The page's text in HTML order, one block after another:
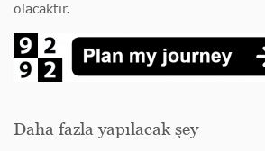
olacaktır.
Daha fazla yapılacak şey